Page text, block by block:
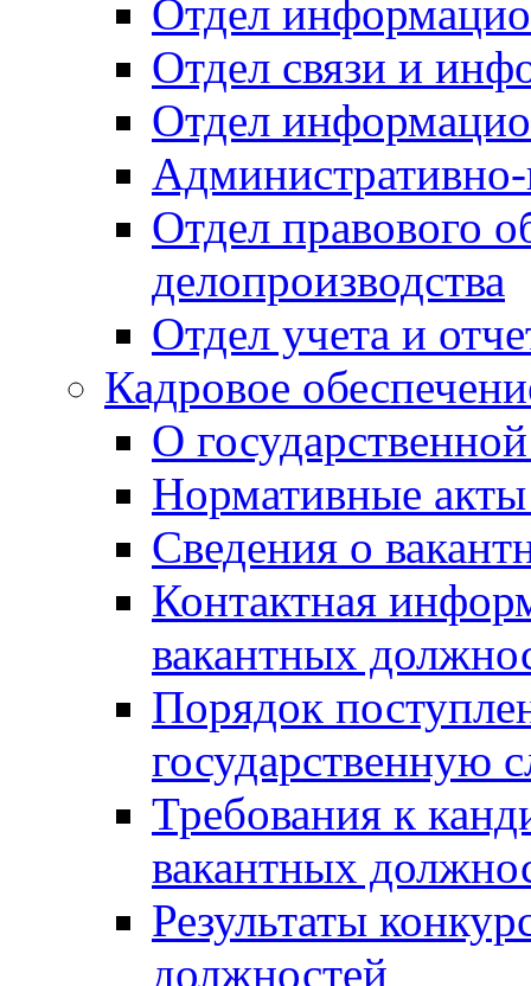
Отдел
Отдел связи и
Отдел
Отдел правового
делопроизводства
Отдел учета и
Кадровое
О
Нормативные акты
Сведения о
Контактная
вакантных
Порядок
государственную
Требования к
вакантных
Результаты
должностей